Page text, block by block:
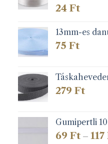
24 Ft
13mm-es
75 Ft
279 Ft
Gumipertli
69 Ft – 117